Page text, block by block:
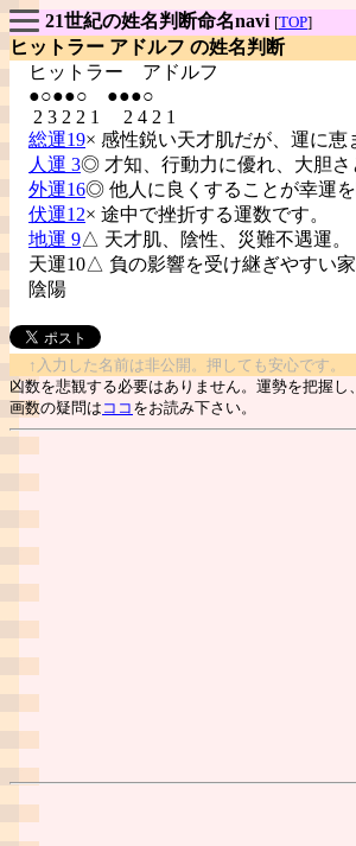
21世紀の姓名判断命名navi [TOP]
ヒットラー アドルフ の姓名判断
ヒットラー アドルフ
●○●●○ ●●●○
2 3 2 2 1 2 4 2 1
総運19× 感性鋭い天才肌だが、運に恵
人運 3◎ 才知、行動力に優れ、大胆さ
外運16◎ 他人に良くすることが幸運
伏運12× 途中で挫折する運数です。
地運 9△ 天才肌、陰性、災難不遇運。
天運10△ 負の影響を受け継ぎやすい家
陰陽
↑入力した名前は非公開。押しても安心です。
凶数を悲観する必要はありません。運勢を把握
画数の疑問は ココ をお読み下さい。